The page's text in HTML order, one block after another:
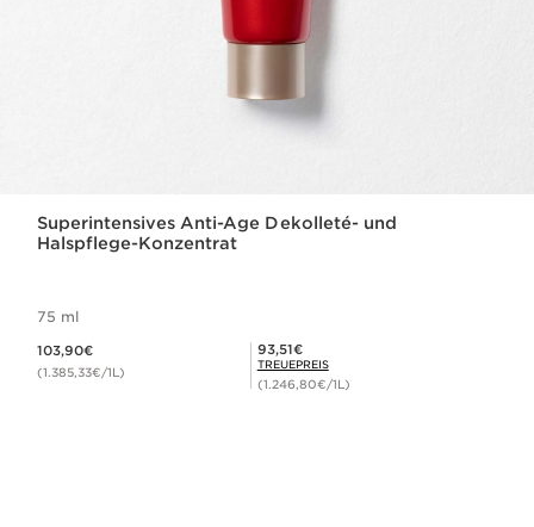
Superintensives Anti-Age Dekolleté- und
Halspflege-Konzentrat
75 ml
103,90€
(1.385,33€/1L)
Mitgliederpreis 93,51€
93,51€
TREUEPREIS
(1.246,80€/1L)